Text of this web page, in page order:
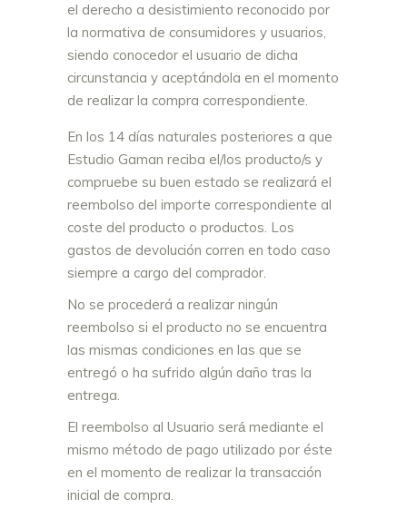
el derecho a desistimiento reconocido por
la normativa de consumidores y usuarios,
siendo conocedor el usuario de dicha
circunstancia y aceptándola en el momento
de realizar la compra correspondiente.
En los 14 días naturales posteriores a que
Estudio Gaman reciba el/los producto/s y
compruebe su buen estado se realizará el
reembolso del importe correspondiente al
coste del producto o productos. Los
gastos de devolución corren en todo caso
siempre a cargo del comprador.
No se procederá a realizar ningún
reembolso si el producto no se encuentra
las mismas condiciones en las que se
entregó o ha sufrido algún daño tras la
entrega.
El reembolso al Usuario será́ mediante el
mismo método de pago utilizado por éste
en el momento de realizar la transacción
inicial de compra.